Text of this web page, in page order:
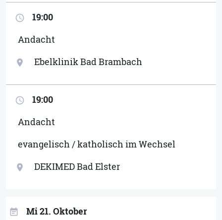
access_time
19:00
Andacht
location_on Ebelklinik Bad Brambach
access_time
19:00
Andacht
evangelisch / katholisch im Wechsel
location_on DEKIMED Bad Elster
event_note Mi 21. Oktober